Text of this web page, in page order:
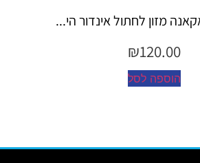
₪45.00
הוספה לסל